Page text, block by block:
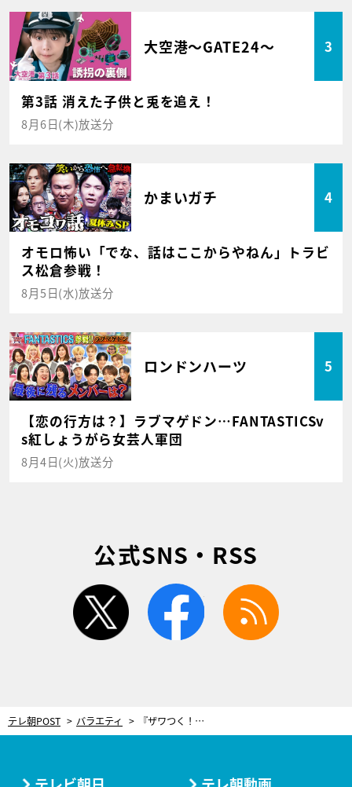
大空港～GATE24～ 3
第3話 消えた子供と兎を追え！
8月6日(木)放送分
かまいガチ 4
オモロ怖い「でな、話はここからやねん」トラビ
ス松倉参戦！
8月5日(水)放送分
ロンドンハーツ 5
【恋の行方は？】ラブマゲドン…FANTASTICSv
s紅しょうがら女芸人軍団
8月4日(火)放送分
公式SNS・RSS
twitter facebook
テレ朝POST バラエティ 『ザワつく！大晦日』5年連続放送決定！ゲスト第1弾・後藤久美子に“ザワつくトリオ”も歓喜